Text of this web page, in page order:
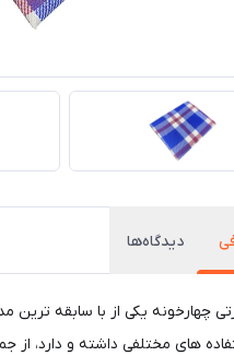
دیدگاه‌ها
های مختلفی داشته و دارد، از